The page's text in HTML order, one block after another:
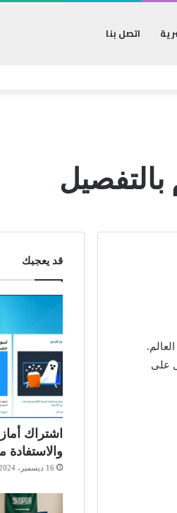
اتصل بنا
على
قد يعجبك
اشتراك
والاستفادة
16 ديسمبر، 2024